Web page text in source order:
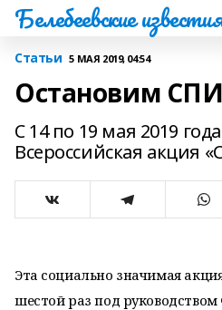
Белебеевские
Статьи 5 МАЯ 2019, 04:54
Остановим
С 14 по 19 мая 2019
Всероссийская акция
Эта социально значимая
шестой раз под